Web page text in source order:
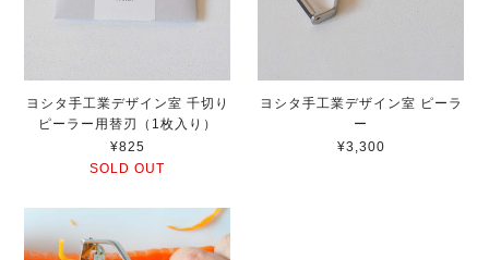
ヨシタ手工業デザイン室 千切り
ピーラー用替刃（1枚入り）
¥825
SOLD OUT
ヨシタ手工業デザイン室 ピーラ
ー
¥3,300